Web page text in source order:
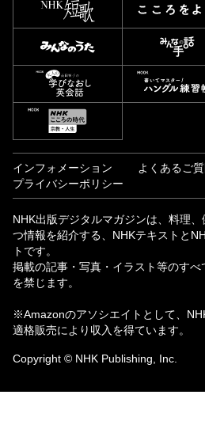
インフォメーション よくあるご
プライバシーポリシー
NHK出版デジタルマガジンは、料理
つ情報を紹介する、NHKテキストと
トです。
掲載の記事・写真・イラスト等のす
を禁じます。
※Amazonのアソシエイトとして、
適格販売により収入を得ています。
Copyright © NHK Publishing, Inc.